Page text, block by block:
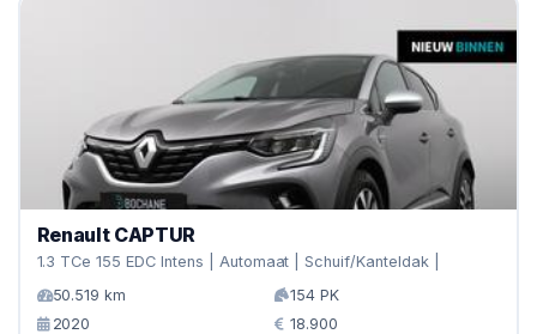
Renault CAPTUR
1.3 TCe 155 EDC Intens | Automaat | Schuif/Kanteldak |
50.519 km
154 PK
2020
18.900